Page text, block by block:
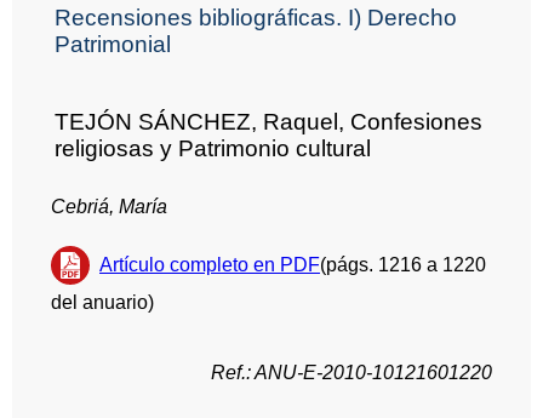
Recensiones bibliográficas. I) Derecho
Patrimonial
TEJÓN SÁNCHEZ, Raquel, Confesiones
religiosas y Patrimonio cultural
Cebriá, María
Artículo completo en PDF(págs. 1216 a 1220
del anuario)
Ref.: ANU-E-2010-10121601220